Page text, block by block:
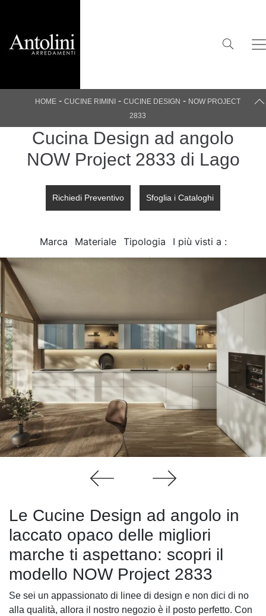
HOME- CUCINE RIMINI - CUCINE DESIGN - NOW PROJECT
2833
Cucina Design ad angolo
NOW Project 2833 di Lago
Richiedi Preventivo Sfoglia i Cataloghi
Marca Materiale Tipologia I più visti a :
Le Cucine Design ad angolo in
laccato opaco delle migliori
marche ti aspettano: scopri il
modello NOW Project 2833
Se sei un appassionato di linee di design e non dici di no
alla qualità, allora il nostro negozio è il posto perfetto. Con